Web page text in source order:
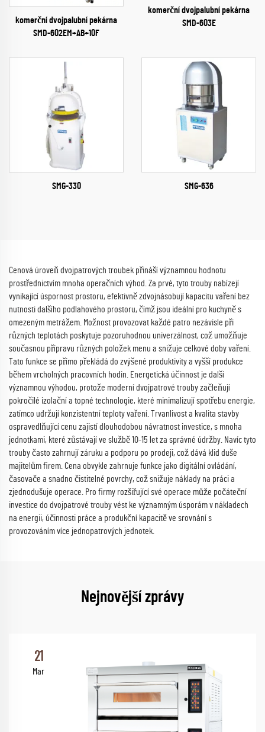
komerční dvojpalubní pekárna
SMD-602EM+AB+10F
komerční dvojpalubní pekárna
SMD-603E
SMG-330 SMG-636
Cenová úroveň dvojpatrových troubek přináší významnou hodnotu
prostřednictvím mnoha operačních výhod. Za prvé, tyto trouby nabízejí
vynikající úspornost prostoru, efektivně zdvojnásobují kapacitu vaření bez
nutnosti dalšího podlahového prostoru, čímž jsou ideální pro kuchyně s
omezeným metrážem. Možnost provozovat každé patro nezávisle při
různých teplotách poskytuje pozoruhodnou univerzálnost, což umožňuje
současnou přípravu různých položek menu a snižuje celkové doby vaření.
Tato funkce se přímo překládá do zvýšené produktivity a vyšší produkce
během vrcholných pracovních hodin. Energetická účinnost je další
významnou výhodou, protože moderní dvojpatrové trouby začleňují
pokročilé izolační a topné technologie, které minimalizují spotřebu energie,
zatímco udržují konzistentní teploty vaření. Trvanlivost a kvalita stavby
ospravedlňující cenu zajistí dlouhodobou návratnost investice, s mnoha
jednotkami, které zůstávají ve službě 10-15 let za správné údržby. Navíc tyto
trouby často zahrnují záruku a podporu po prodeji, což dává klid duše
majitelům firem. Cena obvykle zahrnuje funkce jako digitální ovládání,
časovače a snadno čistitelné povrchy, což snižuje náklady na práci a
zjednodušuje operace. Pro firmy rozšiřující své operace může počáteční
investice do dvojpatrové trouby vést ke významným úsporám v nákladech
na energii, účinnosti práce a produkční kapacitě ve srovnání s
provozováním více jednopatrových jednotek.
Nejnovější zprávy
21
Mar